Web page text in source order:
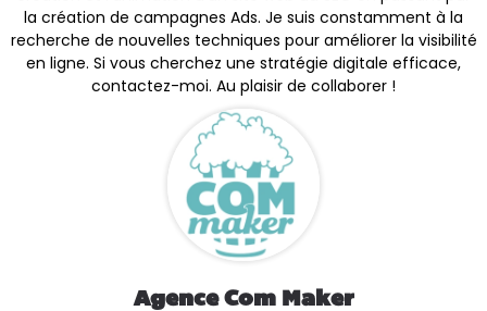
la création de campagnes Ads. Je suis constamment à la
recherche de nouvelles techniques pour améliorer la visibilité
en ligne. Si vous cherchez une stratégie digitale efficace,
contactez-moi. Au plaisir de collaborer !
Agence Com Maker